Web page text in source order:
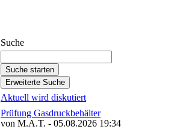
Suche
Aktuell wird diskutiert
Prüfung Gasdruckbehälter
von M.A.T. - 05.08.2026 19:34